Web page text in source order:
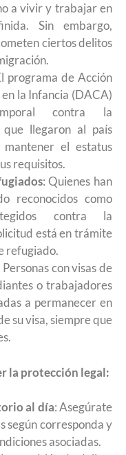
a vivir y trabajar en
Sin embargo,
ciertos delitos
programa de Acción
la Infancia (DACA)
contra la
llegaron al país
mantener el estatus
requisitos.
: Quienes han
reconocidos como
contra la
está en trámite
refugiado.
Personas con visas de
o trabajadores
a permanecer en
su visa, siempre que
la protección legal:
al día: Asegúrate
según corresponda y
asociadas.​